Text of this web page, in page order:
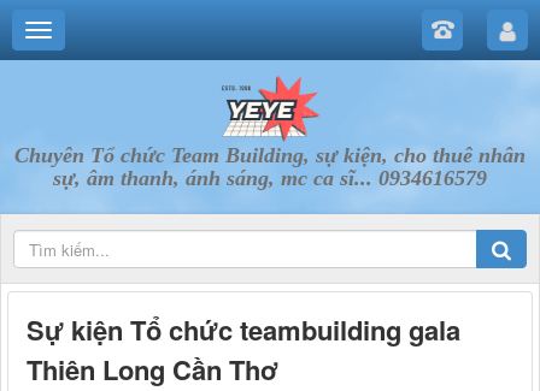
Chuyên Tổ chức Team Building, sự kiện, cho thuê nhân
sự, âm thanh, ánh sáng, mc ca sĩ... 0934616579
Sự kiện Tổ chức teambuilding gala
Thiên Long Cần Thơ